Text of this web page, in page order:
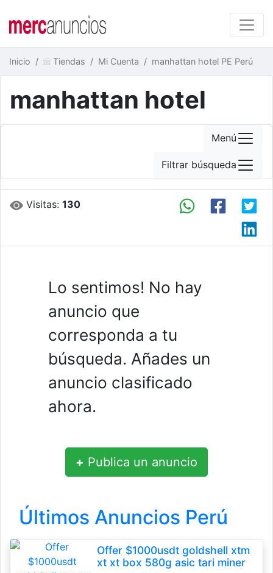
Inicio Tiendas Mi Cuenta manhattan hotel PE Perú
manhattan hotel
Visitas:130
Lo sentimos! No hay
anuncio que
corresponda a tu
búsqueda. Añades un
anuncio clasificado
ahora.
+ Publica un anuncio
Últimos Anuncios Perú
Offer $1000usdt goldshell xtm
xt xt box 580g asic tari miner
Menú
Filtrar búsqueda